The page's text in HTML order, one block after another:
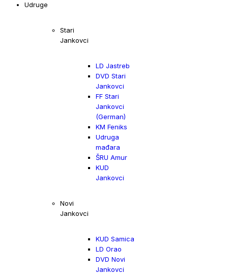
Udruge
Stari
Jankovci
LD Jastreb
DVD Stari
Jankovci
FF Stari
Jankovci
(German)
KM Feniks
Udruga
mađara
ŠRU Amur
KUD
Jankovci
Novi
Jankovci
KUD Samica
LD Orao
DVD Novi
Jankovci